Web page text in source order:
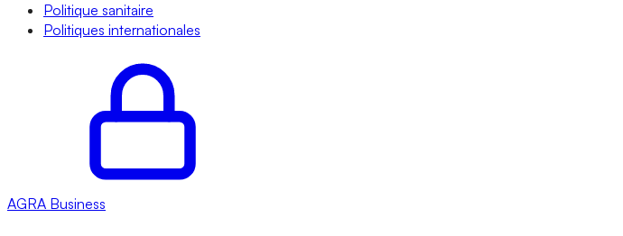
Politique sanitaire
Politiques internationales
AGRA Business